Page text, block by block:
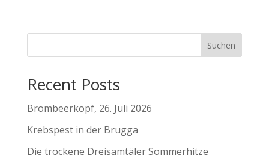
Suchen
Recent Posts
Brombeerkopf, 26. Juli 2026
Krebspest in der Brugga
Die trockene Dreisamtäler Sommerhitze